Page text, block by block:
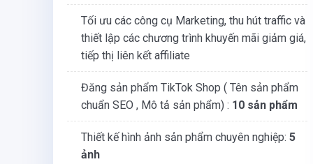
Tối ưu các công cụ Marketing, thu hút traffic và
thiết lập các chương trình khuyến mãi giảm giá,
tiếp thị liên kết affiliate
Đăng sản phẩm TikTok Shop ( Tên sản phẩm
chuẩn SEO , Mô tả sản phẩm) : 10 sản phẩm
Thiết kế hình ảnh sản phẩm chuyên nghiệp: 5
ảnh